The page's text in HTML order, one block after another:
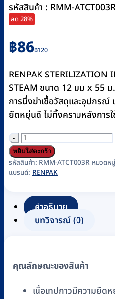
รหัสสินค้า : RMM-ATCT003R
ลด 28%
฿120
Original
price
was:
฿120.
฿86
Current
price
is:
฿86.
RENPAK STERILIZATION
STEAM ขนาด 12 มม x 55 ม
การนึ่งฆ่าเชื้อวัสดุและอุปกรณ์
ยืดหยุ่นดี ไม่ทิ้งคราบหลังการ
จำนวน
เทป
นึ่ง
ฆ่า
ออ
โต
Tape)
ขนาด
หยิบใส่ตะกร้า
รหัสสินค้า: RMM-ATCT003R หมวดห
แบรนด์: RENPAK
คำอธิบาย
บทวิจารณ์ (0)
คุณลักษณะของสินค้า
เนื้อเทปกาวมีความยืด